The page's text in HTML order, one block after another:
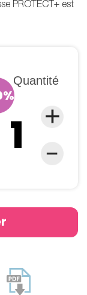
Quantité
PROTECT+ est